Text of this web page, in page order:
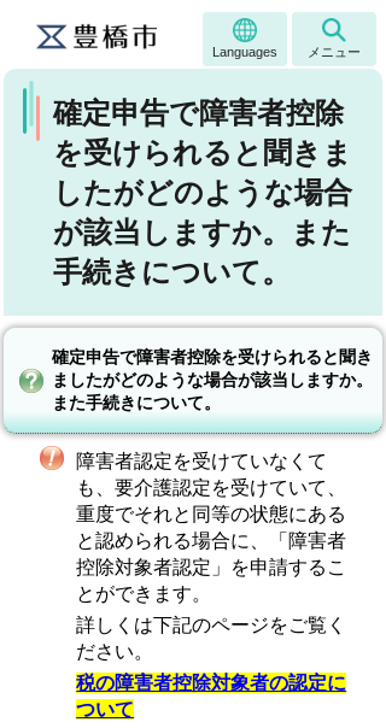
Languages メニュー
確定申告で障害者控除
を受けられると聞きま
したがどのような場合
が該当しますか。また
手続きについて。
確定申告で障害者控除を受けられると聞き
ましたがどのような場合が該当しますか。
また手続きについて。
障害者認定を受けていなくて
も、要介護認定を受けていて、
重度でそれと同等の状態にある
と認められる場合に、「障害者
控除対象者認定」を申請するこ
とができます。
詳しくは下記のページをご覧く
ださい。
税の障害者控除対象者の認定に
ついて